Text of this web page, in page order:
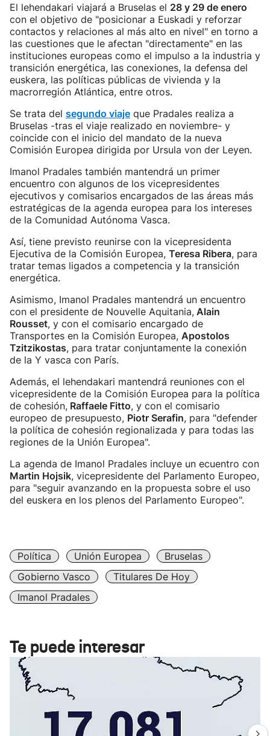
El lehendakari viajará a Bruselas el 28 y 29 de enero
con el objetivo de "posicionar a Euskadi y reforzar
contactos y relaciones al más alto en nivel" en torno a
las cuestiones que le afectan "directamente" en las
instituciones europeas como el impulso a la industria y
transición energética, las conexiones, la defensa del
euskera, las políticas públicas de vivienda y la
macrorregión Atlántica, entre otros.
Se trata del segundo viaje que Pradales realiza a
Bruselas -tras el viaje realizado en noviembre- y
coincide con el inicio del mandato de la nueva
Comisión Europea dirigida por Ursula von der Leyen.
Imanol Pradales también mantendrá un primer
encuentro con algunos de los vicepresidentes
ejecutivos y comisarios encargados de las áreas más
estratégicas de la agenda europea para los intereses
de la Comunidad Autónoma Vasca.
Así, tiene previsto reunirse con la vicepresidenta
Ejecutiva de la Comisión Europea, Teresa Ribera, para
tratar temas ligados a competencia y la transición
energética.
Asimismo, Imanol Pradales mantendrá un encuentro
con el presidente de Nouvelle Aquitania, Alain
Rousset, y con el comisario encargado de
Transportes en la Comisión Europea, Apostolos
Tzitzikostas, para tratar conjuntamente la conexión
de la Y vasca con París.
Además, el lehendakari mantendrá reuniones con el
vicepresidente de la Comisión Europea para la política
de cohesión, Raffaele Fitto, y con el comisario
europeo de presupuesto, Piotr Serafin, para "defender
la política de cohesión regionalizada y para todas las
regiones de la Unión Europea".
La agenda de Imanol Pradales incluye un ecuentro con
Martin Hojsik, vicepresidente del Parlamento Europeo,
para "seguir avanzando en la propuesta sobre el uso
del euskera en los plenos del Parlamento Europeo".
Política Unión Europea
Bruselas
Gobierno Vasco
Titulares De Hoy
Imanol Pradales
Te puede interesar